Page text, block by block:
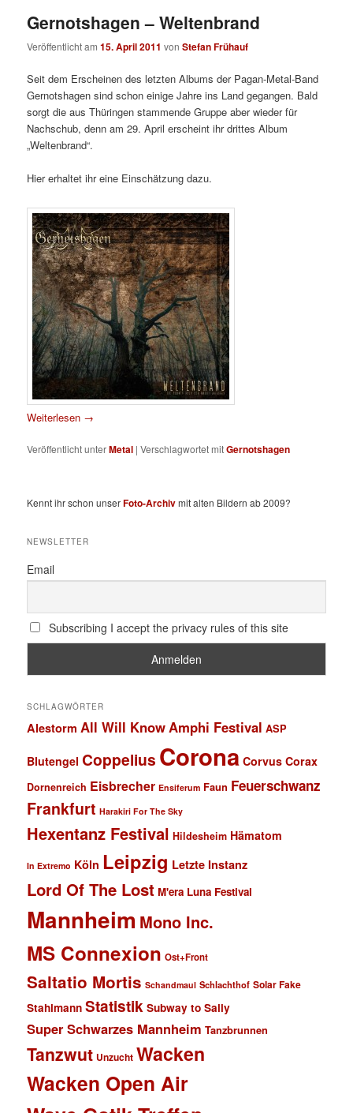
Gernotshagen – Weltenbrand
Veröffentlicht am15. April 2011 vonStefan Frühauf
Seit dem Erscheinen des letzten Albums der Pagan-Metal-Band
Gernotshagen sind schon einige Jahre ins Land gegangen. Bald
sorgt die aus Thüringen stammende Gruppe aber wieder für
Nachschub, denn am 29. April erscheint ihr drittes Album
„Weltenbrand“.
Hier erhaltet ihr eine Einschätzung dazu.
Weiterlesen →
Veröffentlicht unterMetal |Verschlagwortet mitGernotshagen
Kennt ihr schon unserFoto-Archivmit alten Bildern ab 2009?
NEWSLETTER
Email
Subscribing I accept the privacy rules of this site
SCHLAGWÖRTER
Alestorm All Will KnowAmphi Festival ASP
Blutengel Coppelius Corona Corvus Corax
Dornenreich Eisbrecher Ensiferum Faun Feuerschwanz
Frankfurt Harakiri For The Sky
Hexentanz Festival Hildesheim Hämatom
In Extremo Köln Leipzig Letzte Instanz
Lord Of The Lost M'era Luna Festival
Mannheim Mono Inc.
MS Connexion Ost+Front
Saltatio Mortis Schandmaul Schlachthof Solar Fake
Stahlmann Statistik Subway to Sally
Super Schwarzes Mannheim Tanzbrunnen
Tanzwut Unzucht Wacken
Wacken Open Air